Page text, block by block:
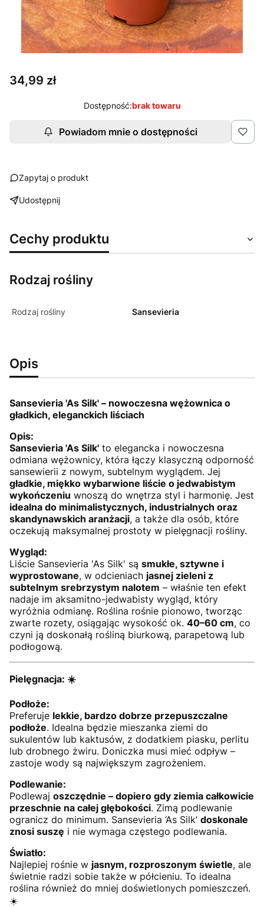
Cena
34,99 zł
Dostępność:brak towaru
Powiadom mnie o dostępności
Zapytaj o produkt
Udostępnij
Cechy produktu
Rodzaj rośliny
Rodzaj rośliny Sansevieria
Opis
Sansevieria 'As Silk' – nowoczesna wężownica o
gładkich, eleganckich liściach
Opis:
Sansevieria 'As Silk' to elegancka i nowoczesna
odmiana wężownicy, która łączy klasyczną odporność
sansewierii z nowym, subtelnym wyglądem. Jej
gładkie, miękko wybarwione liście o jedwabistym
wykończeniu wnoszą do wnętrza styl i harmonię. Jest
idealna do minimalistycznych, industrialnych oraz
skandynawskich aranżacji, a także dla osób, które
oczekują maksymalnej prostoty w pielęgnacji rośliny.
Wygląd:
Liście Sansevieria 'As Silk' są smukłe, sztywne i
wyprostowane, w odcieniach jasnej zieleni z
subtelnym srebrzystym nalotem – właśnie ten efekt
nadaje im aksamitno-jedwabisty wygląd, który
wyróżnia odmianę. Roślina rośnie pionowo, tworząc
zwarte rozety, osiągając wysokość ok. 40–60 cm, co
czyni ją doskonałą rośliną biurkową, parapetową lub
podłogową.
Pielęgnacja: ☀️
Podłoże:
Preferuje lekkie, bardzo dobrze przepuszczalne
podłoże. Idealna będzie mieszanka ziemi do
sukulentów lub kaktusów, z dodatkiem piasku, perlitu
lub drobnego żwiru. Doniczka musi mieć odpływ –
zastoje wody są największym zagrożeniem.
Podlewanie:
Podlewaj oszczędnie – dopiero gdy ziemia całkowicie
przeschnie na całej głębokości. Zimą podlewanie
ogranicz do minimum. Sansevieria ‘As Silk’ doskonale
znosi suszę i nie wymaga częstego podlewania.
Światło:
Najlepiej rośnie w jasnym, rozproszonym świetle, ale
świetnie radzi sobie także w półcieniu. To idealna
roślina również do mniej doświetlonych pomieszczeń.
☀️